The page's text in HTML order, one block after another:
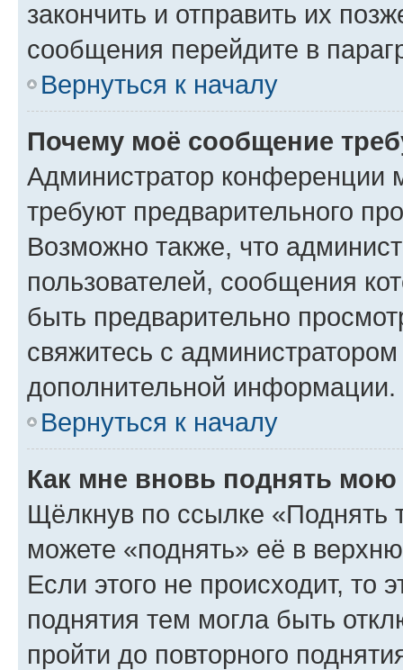
закончить и отправить их
сообщения перейдите в
Вернуться к началу
Почему моё сообщение
Администратор конференции
требуют предварительного
Возможно также, что
пользователей, сообщения
быть предварительно
свяжитесь с
дополнительной информации.
Вернуться к началу
Как мне вновь поднять мою
Щёлкнув по ссылке «Поднять
можете «поднять» её в
Если этого не происходит, то
поднятия тем могла быть
пройти до повторного